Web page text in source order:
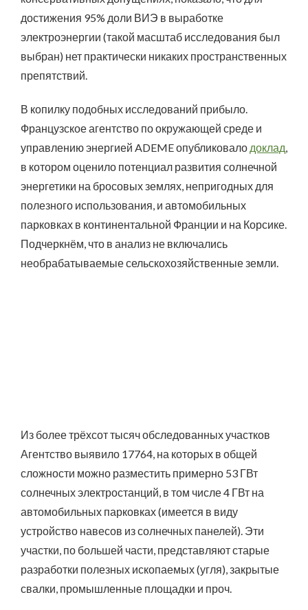
достижения 95% доли ВИЭ в выработке
электроэнергии (такой масштаб исследования был
выбран) нет практически никаких пространственных
препятствий.
В копилку подобных исследований прибыло.
Французское агентство по окружающей среде и
управлению энергией ADEME опубликовало доклад,
в котором оценило потенциал развития солнечной
энергетики на бросовых землях, непригодных для
полезного использования, и автомобильных
парковках в континентальной Франции и на Корсике.
Подчеркнём, что в анализ не включались
необрабатываемые сельскохозяйственные земли.
Из более трёхсот тысяч обследованных участков
Агентство выявило 17764, на которых в общей
сложности можно разместить примерно 53 ГВт
солнечных электростанций, в том числе 4 ГВт на
автомобильных парковках (имеется в виду
устройство навесов из солнечных панелей). Эти
участки, по большей части, представляют старые
разработки полезных ископаемых (угля), закрытые
свалки, промышленные площадки и проч.